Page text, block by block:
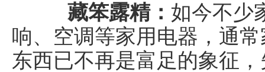
藏笨露精： 如今不少
响、空调等家用电器，通
东西已不再是富足的象征